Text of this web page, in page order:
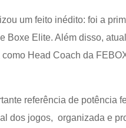
um feito inédito: foi a
Boxe Elite. Além disso,
Head Coach da
referência de potência
dos jogos, organizada e